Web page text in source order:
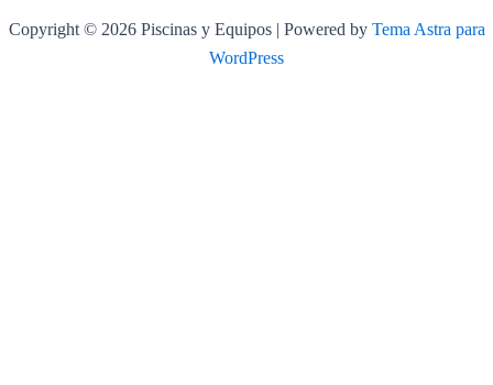
Copyright © 2026 Piscinas y Equipos | Powered by Tema Astra para
WordPress